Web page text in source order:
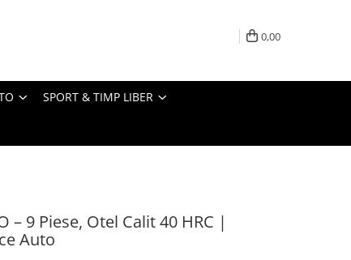
0,00
SPORT & TIMP LIBER
– 9 Piese, Otel Calit 40 HRC |
Auto